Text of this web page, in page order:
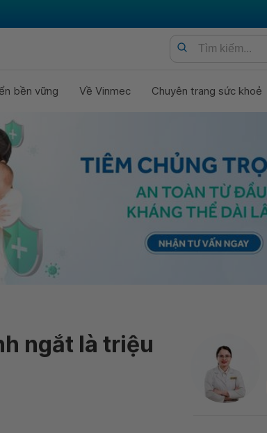
bền vững Về Vinmec Chuyên trang sức khoẻ
ngắt là triệu